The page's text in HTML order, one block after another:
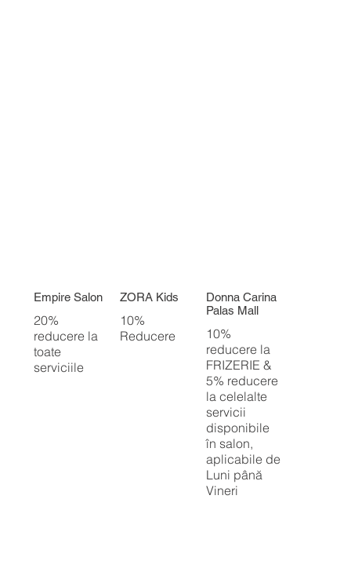
Empire Salon
20%
reducere la
toate
serviciile
ZORA Kids
10%
Reducere
Donna Carina
Palas Mall
10%
reducere la
FRIZERIE &
5% reducere
la celelalte
servicii
disponibile
în salon,
aplicabile de
Luni până
Vineri